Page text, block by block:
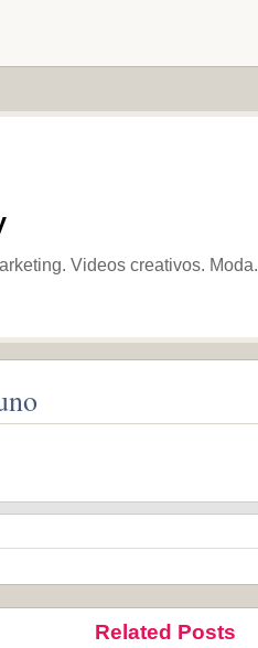
Videos creativos. Moda.
Related Posts